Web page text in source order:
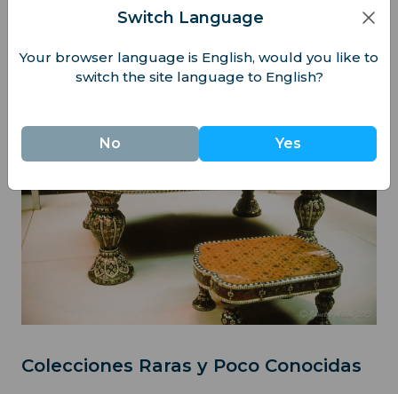
Diamante del Fabricante de Cucharas, entre
las riquezas; es sobre el proceso detrás de ellas.
Colecciones Raras y Poco Conocidas
Switch Language
Your browser language is English, would you like to
switch the site language to English?
No Yes